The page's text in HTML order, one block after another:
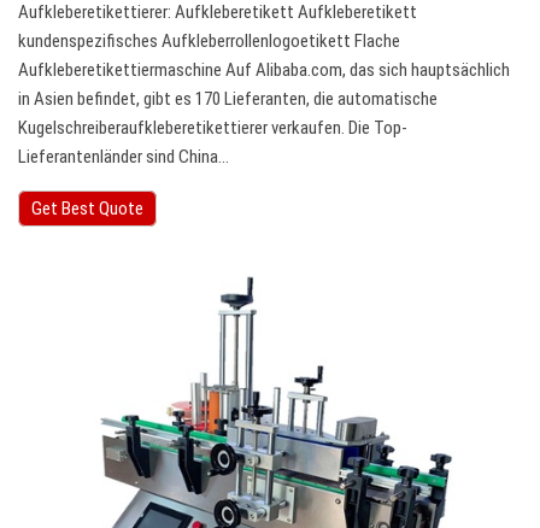
Aufkleberetikettierer: Aufkleberetikett Aufkleberetikett
kundenspezifisches Aufkleberrollenlogoetikett Flache
Aufkleberetikettiermaschine Auf Alibaba.com, das sich hauptsächlich
in Asien befindet, gibt es 170 Lieferanten, die automatische
Kugelschreiberaufkleberetikettierer verkaufen. Die Top-
Lieferantenländer sind China…
Get Best Quote